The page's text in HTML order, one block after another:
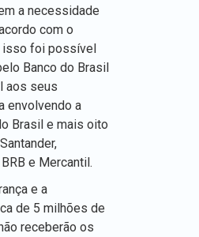
a necessidade
com o
isso foi possível
Banco do Brasil
aos seus
envolvendo a
Brasil e mais oito
e Mercantil.
e a
de 5 milhões de
receberão os